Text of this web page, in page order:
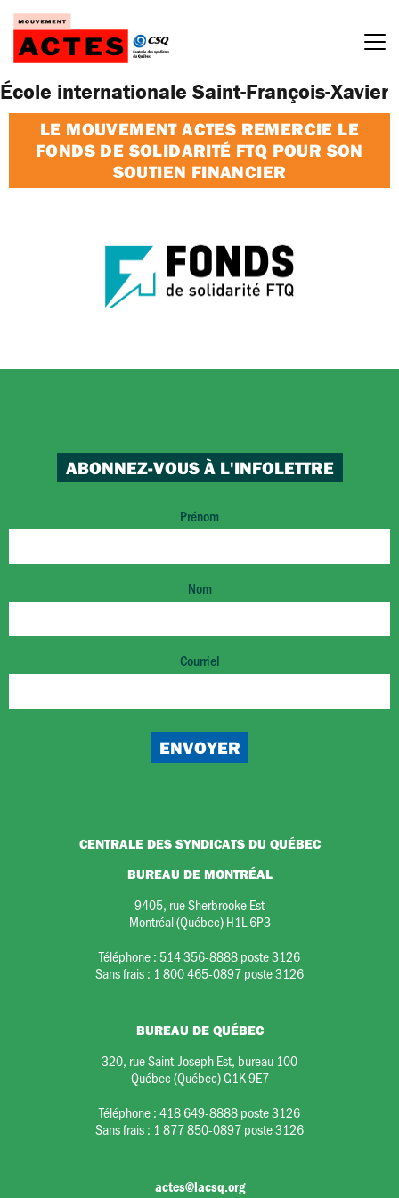
Passer
contenu
École internationale Saint-François-Xavier
LE MOUVEMENT ACTES REMERCIE LE
FONDS DE SOLIDARITÉ FTQ POUR SON
SOUTIEN FINANCIER
ABONNEZ-VOUS À L'INFOLETTRE
Prénom
Nom
Courriel
CENTRALE DES SYNDICATS DU QUÉBEC
BUREAU DE MONTRÉAL
9405, rue Sherbrooke Est
Montréal (Québec) H1L 6P3
Téléphone : 514 356-8888 poste 3126
Sans frais : 1 800 465-0897 poste 3126
BUREAU DE QUÉBEC
320, rue Saint-Joseph Est, bureau 100
Québec (Québec) G1K 9E7
Téléphone :418 649-8888 poste 3126
Sans frais : 1 877 850-0897 poste 3126
actes@lacsq.org